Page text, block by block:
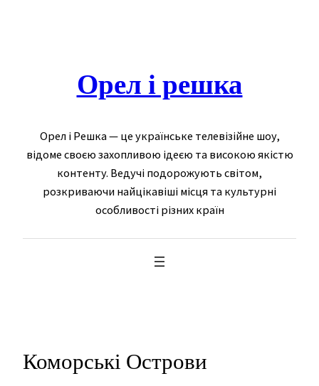
Орел і решка
Орел і Решка — це українське телевізійне шоу,
відоме своєю захопливою ідеєю та високою якістю
контенту. Ведучі подорожують світом,
розкриваючи найцікавіші місця та культурні
особливості різних країн
Коморські Острови